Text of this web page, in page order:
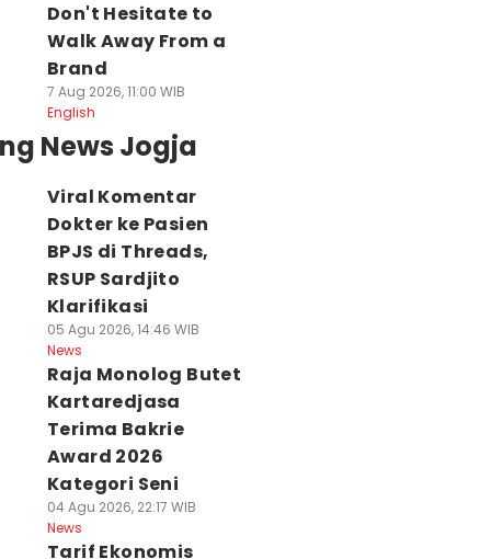
Don't Hesitate to
Walk Away From a
Brand
7 Aug 2026, 11:00 WIB
English
News Jogja
Viral Komentar
Dokter ke Pasien
BPJS di Threads,
RSUP Sardjito
Klarifikasi
05 Agu 2026, 14:46 WIB
News
Raja Monolog Butet
Kartaredjasa
Terima Bakrie
Award 2026
Kategori Seni
04 Agu 2026, 22:17 WIB
News
Tarif Ekonomis